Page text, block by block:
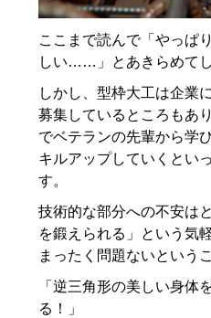
ここまで読んで「やっぱ
しい……」とあきらめて
しかし、型枠大工は企業
募集しているところもあ
でベテランの先輩から学
キルアップしていくとい
す。
技術的な部分への不安は
を鍛えられる」という気
まったく問題ないという
「逆三角形の美しい身体
る！」